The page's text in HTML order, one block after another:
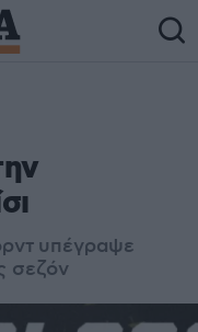
υπέγραψε
σεζόν